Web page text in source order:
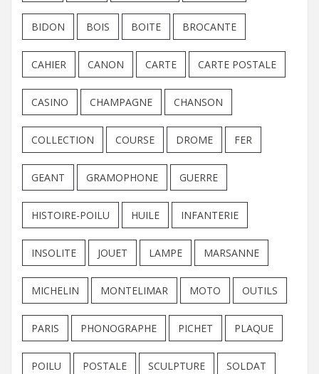
BIDON BOIS BOITE BROCANTE
CAHIER CANON CARTE CARTE POSTALE
CASINO CHAMPAGNE CHANSON
COLLECTION COURSE DROME FER
GEANT GRAMOPHONE GUERRE
HISTOIRE-POILU HUILE INFANTERIE
INSOLITE JOUET LAMPE MARSANNE
MICHELIN MONTELIMAR MOTO OUTILS
PARIS PHONOGRAPHE PICHET PLAQUE
POILU POSTALE SCULPTURE SOLDAT